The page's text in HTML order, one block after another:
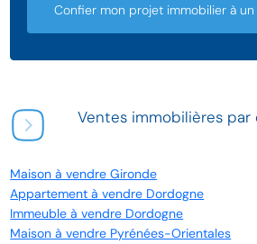
Confier mon projet immobilier à
Ventes immobilières
Maison à vendre Gironde
Appartement à vendre Dordogne
Immeuble à vendre Dordogne
Maison à vendre Pyrénées-Orientales